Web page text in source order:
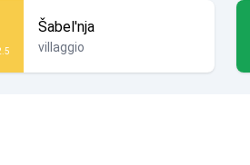
Šabel'nja
villaggio